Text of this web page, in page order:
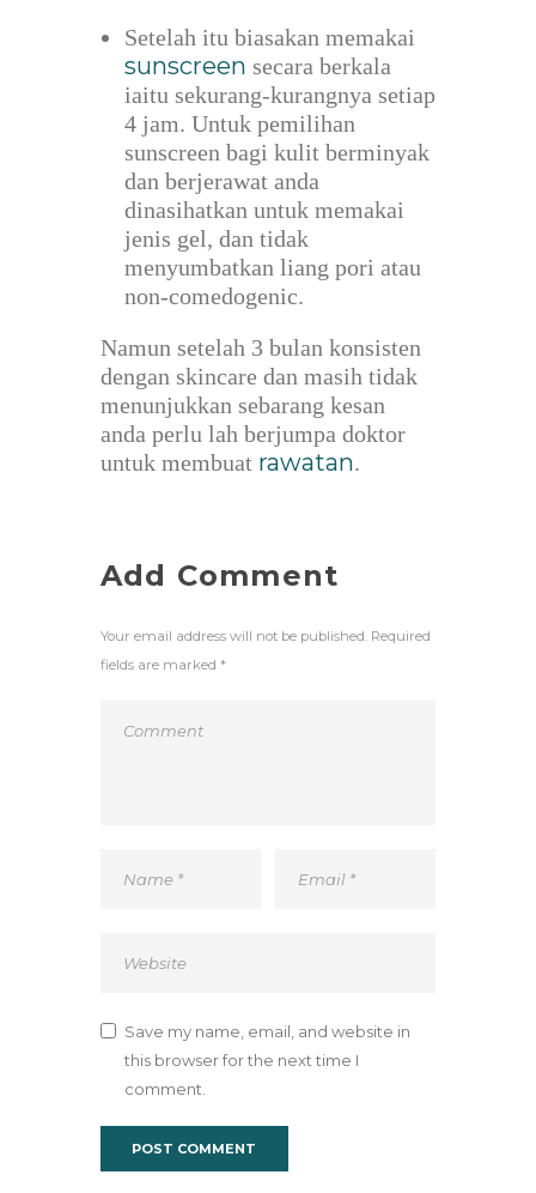
Setelah itu biasakan memakai
sunscreen secara berkala
iaitu sekurang-kurangnya setiap
4 jam. Untuk pemilihan
sunscreen bagi kulit berminyak
dan berjerawat anda
dinasihatkan untuk memakai
jenis gel, dan tidak
menyumbatkan liang pori atau
non-comedogenic.
Namun setelah 3 bulan konsisten
dengan skincare dan masih tidak
menunjukkan sebarang kesan
anda perlu lah berjumpa doktor
untuk membuat rawatan.
Add Comment
Your email address will not be published. Required
fields are marked *
Save my name, email, and website in
this browser for the next time I
comment.